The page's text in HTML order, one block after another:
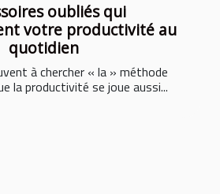
oubliés qui
votre productivité au
quotidien
à chercher « la » méthode
la productivité se joue aussi...